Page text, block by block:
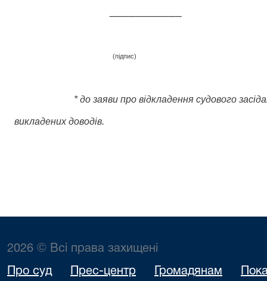
(підпис)
* до заяви про відкладення судового
викладених доводів.
2026 © Всі права захищені
Про суд Прес-центр Громадянам